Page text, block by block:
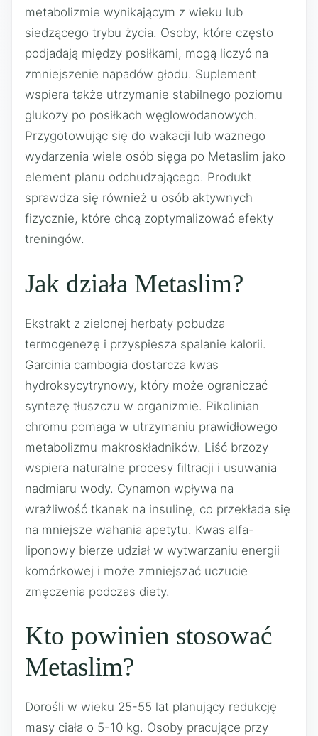
metabolizmie wynikającym z wieku lub
siedzącego trybu życia. Osoby, które często
podjadają między posiłkami, mogą liczyć na
zmniejszenie napadów głodu. Suplement
wspiera także utrzymanie stabilnego poziomu
glukozy po posiłkach węglowodanowych.
Przygotowując się do wakacji lub ważnego
wydarzenia wiele osób sięga po Metaslim jako
element planu odchudzającego. Produkt
sprawdza się również u osób aktywnych
fizycznie, które chcą zoptymalizować efekty
treningów.
Jak działa Metaslim?
Ekstrakt z zielonej herbaty pobudza
termogenezę i przyspiesza spalanie kalorii.
Garcinia cambogia dostarcza kwas
hydroksycytrynowy, który może ograniczać
syntezę tłuszczu w organizmie. Pikolinian
chromu pomaga w utrzymaniu prawidłowego
metabolizmu makroskładników. Liść brzozy
wspiera naturalne procesy filtracji i usuwania
nadmiaru wody. Cynamon wpływa na
wrażliwość tkanek na insulinę, co przekłada się
na mniejsze wahania apetytu. Kwas alfa-
liponowy bierze udział w wytwarzaniu energii
komórkowej i może zmniejszać uczucie
zmęczenia podczas diety.
Kto powinien stosować
Metaslim?
Dorośli w wieku 25-55 lat planujący redukcję
masy ciała o 5-10 kg. Osoby pracujące przy